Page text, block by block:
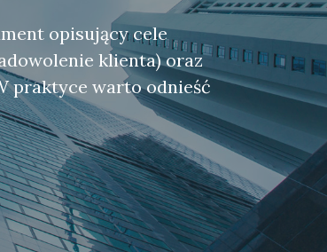
opisujący cele
klienta) oraz
praktyce warto odnieść